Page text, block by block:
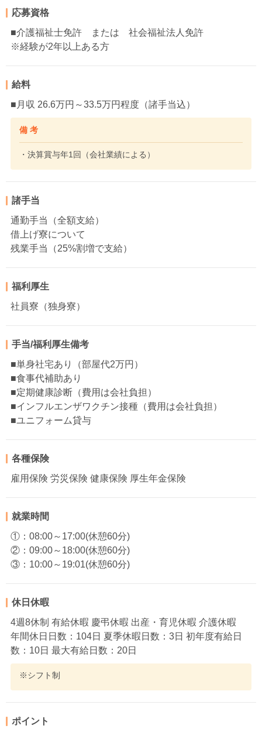
応募資格
■介護福祉士免許 または 社会福祉法人免許
※経験が2年以上ある方
給料
■月収 26.6万円～33.5万円程度（諸手当込）
備 考
・決算賞与年1回（会社業績による）
諸手当
通勤手当（全額支給）
借上げ寮について
残業手当（25%割増で支給）
福利厚生
社員寮（独身寮）
手当/福利厚生備考
■単身社宅あり（部屋代2万円）
■食事代補助あり
■定期健康診断（費用は会社負担）
■インフルエンザワクチン接種（費用は会社負担）
■ユニフォーム貸与
各種保険
雇用保険 労災保険 健康保険 厚生年金保険
就業時間
①：08:00～17:00(休憩60分)
②：09:00～18:00(休憩60分)
③：10:00～19:01(休憩60分)
休日休暇
4週8休制 有給休暇 慶弔休暇 出産・育児休暇 介護休暇
年間休日日数：104日 夏季休暇日数：3日 初年度有給日
数：10日 最大有給日数：20日
※シフト制
ポイント